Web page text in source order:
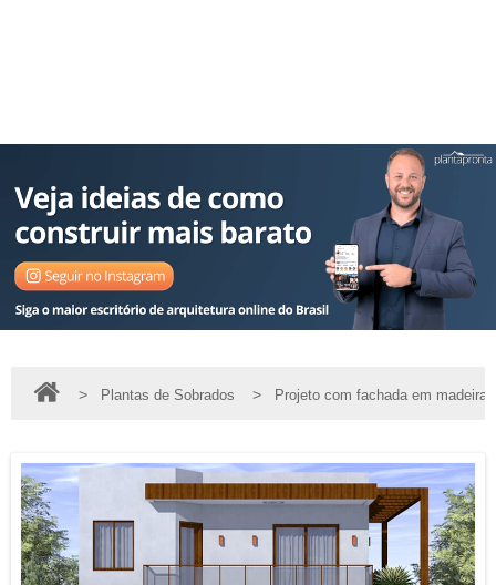
> Plantas de Sobrados > Projeto com fachada em madeira